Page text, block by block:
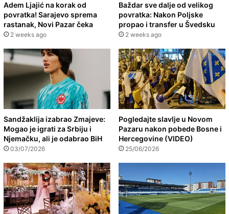
Adem Ljajić na korak od
povratka! Sarajevo sprema
rastanak, Novi Pazar čeka
2 weeks ago
Baždar sve dalje od velikog
povratka: Nakon Poljske
propao i transfer u Švedsku
2 weeks ago
Sandžaklija izabrao Zmajeve:
Mogao je igrati za Srbiju i
Njemačku, ali je odabrao BiH
03/07/2026
Pogledajte slavlje u Novom
Pazaru nakon pobede Bosne i
Hercegovine (VIDEO)
25/06/2026